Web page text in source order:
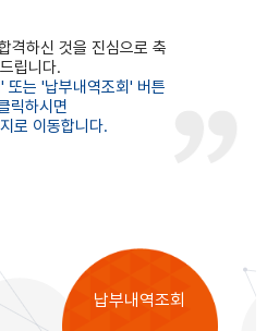
격하신 것을 진심으로 축
립니다.
또는 '납부내역조회' 버튼
릭하시면
로 이동합니다.
납부내역조회